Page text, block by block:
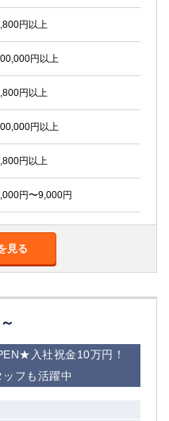
円以上
円以上
円以上
円以上
円以上
円〜9,000円
見る
入社祝金10万円！
フも活躍中
した内容で設定